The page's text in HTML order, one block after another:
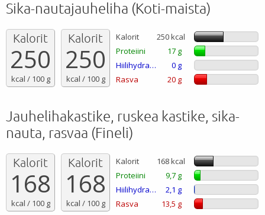
Sika-nautajauheliha (Koti-maista)
Kalorit
250
kcal / 100 g
Kalorit
250
kcal / 100 g
Kalorit
250 kcal
Proteiini
17 g
Hiilihydraatti
0 g
Rasva
20 g
Jauhelihakastike, ruskea kastike, sika-
nauta, rasvaa (Fineli)
Kalorit
168
kcal / 100 g
Kalorit
168
kcal / 100 g
Kalorit
168 kcal
Proteiini
9,7 g
Hiilihydraatti
2,1 g
Rasva
13,5 g